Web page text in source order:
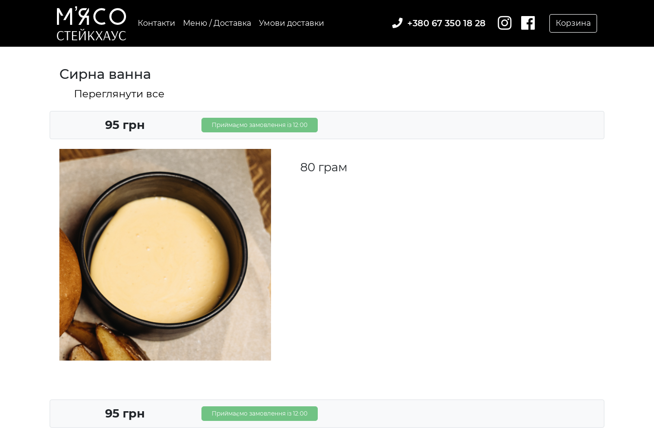
Контакти Меню / Доставка Умови доставки +380 67 350 18 28 Корзина
Сирна ванна
Переглянути все
95 грн Приймаємо замовлення із 12:00
80 грам
95 грн Приймаємо замовлення із 12:00